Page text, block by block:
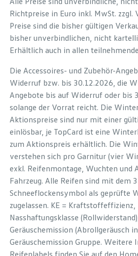
Richtpreise in Euro inkl. MwSt. zzgl.
Preise sind die bisher gültigen
bisher unverbindlichen, nicht
Erhältlich auch in allen
Die Accessoires- und Zubehör-
Widerruf bzw. bis 30.12.2026, die
Angebote bis auf Widerruf oder bis
solange der Vorrat reicht. Die
Aktionspreise sind nur mit einer
einlösbar, je TopCard ist eine
zum Aktionspreis erhältlich. Die
verstehen sich pro Garnitur (vier
exkl. Reifenmontage, Wuchten und
Fahrzeug. Alle Reifen sind mit dem
Schneeflockensymbol als geprüfte
zugelassen. KE = Kraftstoffeffizienz,
Nasshaftungsklasse
Geräuschemission (Abrollgeräusch
Geräuschemission Gruppe. Weitere
Reifenlabels finden Sie auf den